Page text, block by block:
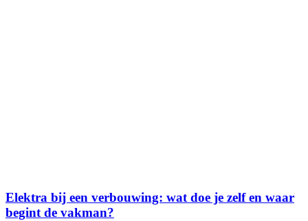
Elektra bij een verbouwing: wat doe je zelf en waar
begint de vakman?